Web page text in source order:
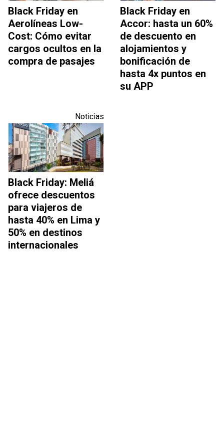
Black Friday en
Aerolíneas Low-
Cost: Cómo evitar
cargos ocultos en la
compra de pasajes
Black Friday en
Accor: hasta un 60%
de descuento en
alojamientos y
bonificación de
hasta 4x puntos en
su APP
Noticias
Black Friday: Meliá
ofrece descuentos
para viajeros de
hasta 40% en Lima y
50% en destinos
internacionales